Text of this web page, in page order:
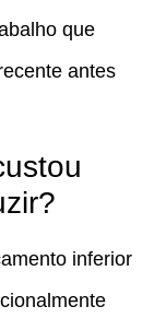
que
antes
inferior